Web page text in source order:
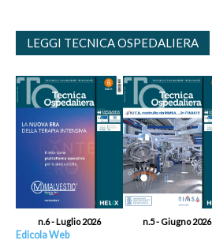
LEGGI TECNICA OSPEDALIERA
n.6 - Luglio 2026 n.5 - Giugno 2026
Edicola Web